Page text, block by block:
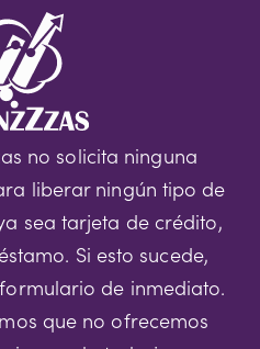
no solicita ninguna
liberar ningún tipo de
sea tarjeta de crédito,
Si esto sucede,
de inmediato.
que no ofrecemos